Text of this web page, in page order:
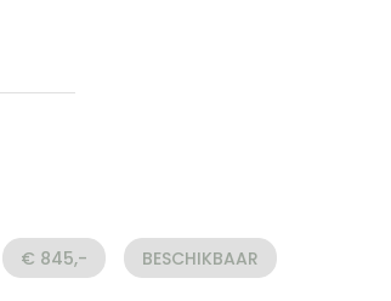
€ 845,- BESCHIKBAAR